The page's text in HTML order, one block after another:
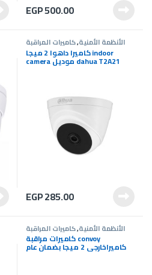
EGP500.00
الأنظمة الأمنية,كاميرات المراقبة
كاميرا داهوا 2 ميجا indoor
camera موديل dahua T2A21
EGP285.00
الأنظمة الأمنية,كاميرات المراقبة
كاميرات مراقبة convoy
كاميراخارجى 2 ميجا بضمان عام
من شركة |Seven Cameras